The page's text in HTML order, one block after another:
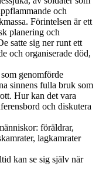
och
Förintelsen är ett
planering och
satte sig ner runt ett
och organiserade död,
genomförde
sinnens fulla bruk som
Hur kan det vara
och diskutera
föräldrar,
lagkamrater
kan se sig själv när